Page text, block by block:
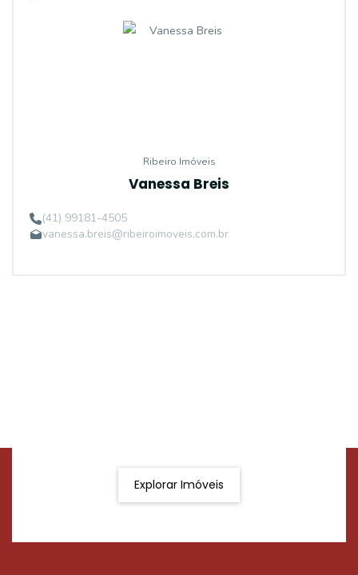
Ribeiro Imóveis
Vanessa Breis
(41) 99181-4505
vanessa.breis@ribeiroimoveis.com.br
Explorar Imóveis